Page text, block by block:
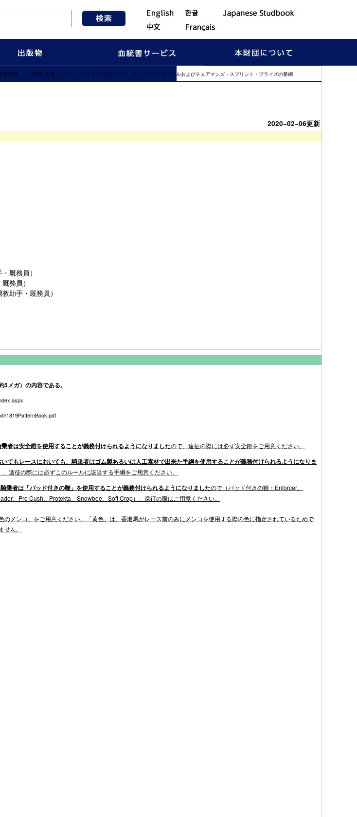
馬登録 ＞ 2020 香港 クイーン・エリザベスII世カップ、チャンピオンズマイルおよびチェアマンズ・スプリント・プライズの要綱
2020−02−06更新
厩務員）
務員）
助手・厩務員）
メガ）の内容である。
1819PatternBook.pdf
者は安全鐙を使用することが義務付けられるようになりましたので、遠征の際には必ず安全鐙をご用意ください。
てもレースにおいても、騎乗者はゴム製あるいは人工素材で出来た手綱を使用することが義務付けられるようになりま
、遠征の際には必ずこのルールに該当する手綱をご用意ください。
乗者は「パッド付きの鞭」を使用することが義務付けられるようになりましたので （パッド付きの鞭：Enforcer、
、Pro Cush、Protekta、Snowbee、Soft Crop）、遠征の際はご用意ください。
のメンコ」をご用意ください。「黄色」は、香港馬がレース前のみにメンコを使用する際の色に指定されているためで
ん。